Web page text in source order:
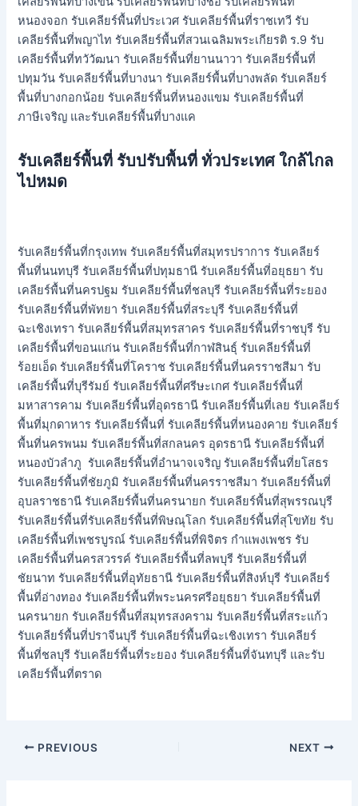
หนองจอก รับเคลียร์พื้นที่ประเวศ รับเคลียร์พื้นที่ราชเทวี รับ
เคลียร์พื้นที่พญาไท รับเคลียร์พื้นที่สวนเฉลิมพระเกียรติ ร.9 รับ
เคลียร์พื้นที่ทวัวัฒนา รับเคลียร์พื้นที่ยานนาวา รับเคลียร์พื้นที่
ปทุมวัน รับเคลียร์พื้นที่บางนา รับเคลียร์พื้นที่บางพลัด รับเคลียร์
พื้นที่บางกอกน้อย รับเคลียร์พื้นที่หนองแขม รับเคลียร์พื้นที่
ภาษีเจริญ และรับเคลียร์พื้นที่บางแค
รับเคลียร์พื้นที่ รับปรับพื้นที่ ทั่วประเทศ ใกล้ไกล
ไปหมด
รับเคลียร์พื้นที่กรุงเทพ รับเคลียร์พื้นที่สมุทรปราการ รับเคลียร์
พื้นที่นนทบุรี รับเคลียร์พื้นที่ปทุมธานี รับเคลียร์พื้นที่อยุธยา รับ
เคลียร์พื้นที่นครปฐม รับเคลียร์พื้นที่ชลบุรี รับเคลียร์พื้นที่ระยอง
รับเคลียร์พื้นที่พัทยา รับเคลียร์พื้นที่สระบุรี รับเคลียร์พื้นที่
ฉะเชิงเทรา รับเคลียร์พื้นที่สมุทรสาคร รับเคลียร์พื้นที่ราชบุรี รับ
เคลียร์พื้นที่ขอนแก่น รับเคลียร์พื้นที่กาฬสินธุ์ รับเคลียร์พื้นที่
ร้อยเอ็ด รับเคลียร์พื้นที่โคราช รับเคลียร์พื้นที่นครราชสีมา รับ
เคลียร์พื้นที่บุรีรัมย์ รับเคลียร์พื้นที่ศรีษะเกศ รับเคลียร์พื้นที่
มหาสารคาม รับเคลียร์พื้นที่อุดรธานี รับเคลียร์พื้นที่เลย รับเคลียร์
พื้นที่มุกดาหาร รับเคลียร์พื้นที่ รับเคลียร์พื้นที่หนองคาย รับเคลียร์
พื้นที่นครพนม รับเคลียร์พื้นที่สกลนคร อุดรธานี รับเคลียร์พื้นที่
หนองบัวลำภู รับเคลียร์พื้นที่อำนาจเจริญ รับเคลียร์พื้นที่ยโสธร
รับเคลียร์พื้นที่ชัยภูมิ รับเคลียร์พื้นที่นครราชสีมา รับเคลียร์พื้นที่
อุบลราชธานี รับเคลียร์พื้นที่นครนายก รับเคลียร์พื้นที่สุพรรณบุรี
รับเคลียร์พื้นที่รับเคลียร์พื้นที่พิษณุโลก รับเคลียร์พื้นที่สุโขทัย รับ
เคลียร์พื้นที่เพชรบูรณ์ รับเคลียร์พื้นที่พิจิตร กำแพงเพชร รับ
เคลียร์พื้นที่นครสวรรค์ รับเคลียร์พื้นที่ลพบุรี รับเคลียร์พื้นที่
ชัยนาท รับเคลียร์พื้นที่อุทัยธานี รับเคลียร์พื้นที่สิงห์บุรี รับเคลียร์
พื้นที่อ่างทอง รับเคลียร์พื้นที่พระนครศรีอยุธยา รับเคลียร์พื้นที่
นครนายก รับเคลียร์พื้นที่สมุทรสงคราม รับเคลียร์พื้นที่สระแก้ว
รับเคลียร์พื้นที่ปราจีนบุรี รับเคลียร์พื้นที่ฉะเชิงเทรา รับเคลียร์
พื้นที่ชลบุรี รับเคลียร์พื้นที่ระยอง รับเคลียร์พื้นที่จันทบุรี และรับ
เคลียร์พื้นที่ตราด
PREVIOUS NEXT